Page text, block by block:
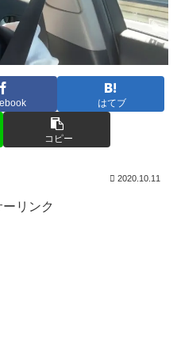
はてブ
コピー
2020.10.11
リンク